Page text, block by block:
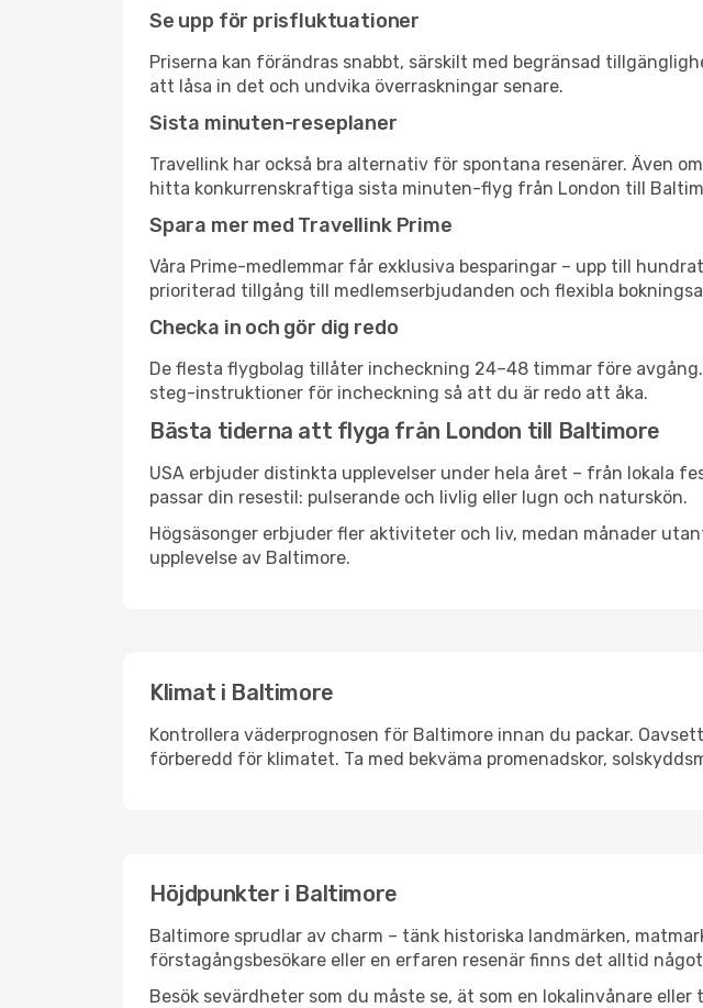
Se upp för prisfluktuationer
Priserna kan förändras snabbt, särskilt med begränsad
att låsa in det och undvika överraskningar senare.
Sista minuten-reseplaner
Travellink har också bra alternativ för spontana resenärer. Även
hitta konkurrenskraftiga sista minuten-flyg från London till
Spara mer med Travellink Prime
Våra Prime-medlemmar får exklusiva besparingar – upp till
prioriterad tillgång till medlemserbjudanden och flexibla
Checka in och gör dig redo
De flesta flygbolag tillåter incheckning 24–48 timmar före
steg-instruktioner för incheckning så att du är redo att åka.
Bästa tiderna att flyga från London till Baltimore
USA erbjuder distinkta upplevelser under hela året – från lokala
passar din resestil: pulserande och livlig eller lugn och naturskön.
Högsäsonger erbjuder fler aktiviteter och liv, medan månader
upplevelse av Baltimore.
Klimat i Baltimore
Kontrollera väderprognosen för Baltimore innan du packar.
förberedd för klimatet. Ta med bekväma promenadskor,
Höjdpunkter i Baltimore
Baltimore sprudlar av charm – tänk historiska landmärken,
förstagångsbesökare eller en erfaren resenär finns det alltid
Besök sevärdheter som du måste se, ät som en lokalinvånare